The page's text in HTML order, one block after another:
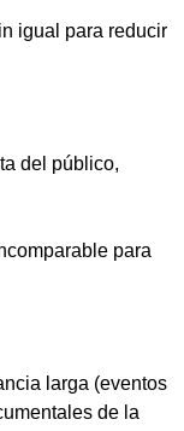
igual para reducir
del público,
para
larga (eventos
de la